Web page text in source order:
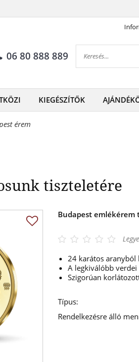
06 80 888 889
KIEGÉSZÍTŐK
érem
tiszteletére
Budapest emlékérem
24 karátos aranyból
A legkiválóbb
Szigorúan
Típus:
Rendelkezésre álló
csodás